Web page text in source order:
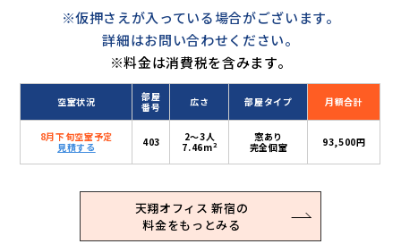
※仮押さえが入っている場合がございます。
詳細はお問い合わせください。
※料金は消費税を含みます。
空室状況
部屋
番号
広さ 部屋タイプ 月額合計
8月下旬空室予定
見積する
403
2〜3人
7.46m2
窓あり
完全個室
93,500円
天翔オフィス 新宿の
料金をもっとみる